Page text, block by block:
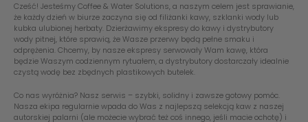
Cześć! Jesteśmy Coffee & Water Solutions, a naszym celem jest sprawianie,
że każdy dzień w biurze zaczyna się od filiżanki kawy, szklanki wody lub
kubka ulubionej herbaty. Dzierżawimy ekspresy do kawy i dystrybutory
wody pitnej, które sprawią, że Wasze przerwy będą pełne smaku i
odprężenia. Chcemy, by nasze ekspresy serwowały Wam kawę, która
będzie Waszym codziennym rytuałem, a dystrybutory dostarczały idealnie
czystą wodę bez zbędnych plastikowych butelek.
Co nas wyróżnia? Nasz serwis – szybki, solidny i zawsze gotowy pomóc.
Nasza ekipa regularnie wpada do Was z najlepszą selekcją kaw z naszej
autorskiej palarni (ale możecie wybrać też coś innego, jeśli macie ochotę) i